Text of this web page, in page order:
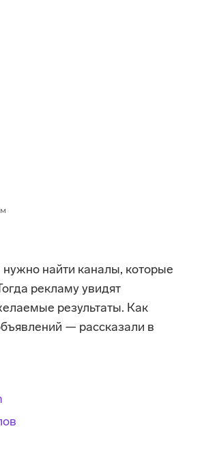
найти каналы, которые
рекламу увидят
результаты. Как
— рассказали в